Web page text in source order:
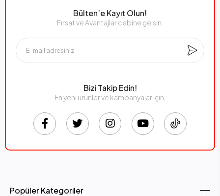
Bülten’e Kayıt Olun!
Fırsat ve Avantajlar cebine gelsin.
Bizi Takip Edin!
En yeni ürünler ve kampanyalar için,
Popüler Kategoriler